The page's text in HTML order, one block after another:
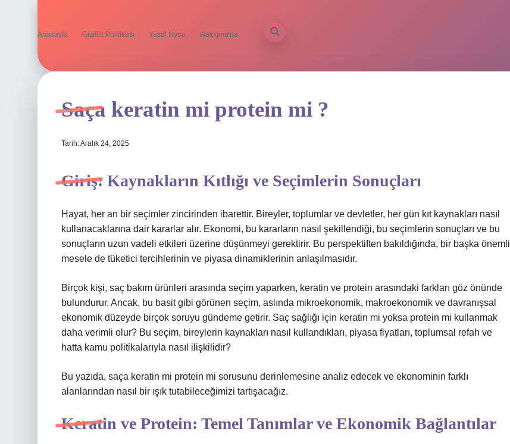
Anasayfa Gizlilik Politikası Yasal Uyarı Hakkımızda
Saça keratin mi protein mi ?
Tarih: Aralık 24, 2025
Giriş: Kaynakların Kıtlığı ve Seçimlerin Sonuçları
Hayat, her an bir seçimler zincirinden ibarettir. Bireyler, toplumlar ve devletler, her gün kıt kaynakları nasıl
kullanacaklarına dair kararlar alır. Ekonomi, bu kararların nasıl şekillendiği, bu seçimlerin sonuçları ve bu
sonuçların uzun vadeli etkileri üzerine düşünmeyi gerektirir. Bu perspektiften bakıldığında, bir başka önemli
mesele de tüketici tercihlerinin ve piyasa dinamiklerinin anlaşılmasıdır.
Birçok kişi, saç bakım ürünleri arasında seçim yaparken, keratin ve protein arasındaki farkları göz önünde
bulundurur. Ancak, bu basit gibi görünen seçim, aslında mikroekonomik, makroekonomik ve davranışsal
ekonomik düzeyde birçok soruyu gündeme getirir. Saç sağlığı için keratin mi yoksa protein mi kullanmak
daha verimli olur? Bu seçim, bireylerin kaynakları nasıl kullandıkları, piyasa fiyatları, toplumsal refah ve
hatta kamu politikalarıyla nasıl ilişkilidir?
Bu yazıda, saça keratin mi protein mi sorusunu derinlemesine analiz edecek ve ekonominin farklı
alanlarından nasıl bir ışık tutabileceğimizi tartışacağız.
Keratin ve Protein: Temel Tanımlar ve Ekonomik Bağlantılar